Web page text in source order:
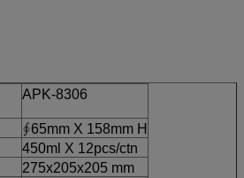
APK-8306
∮65mm X 158mm H
450ml X 12pcs/ctn
275x205x205 mm